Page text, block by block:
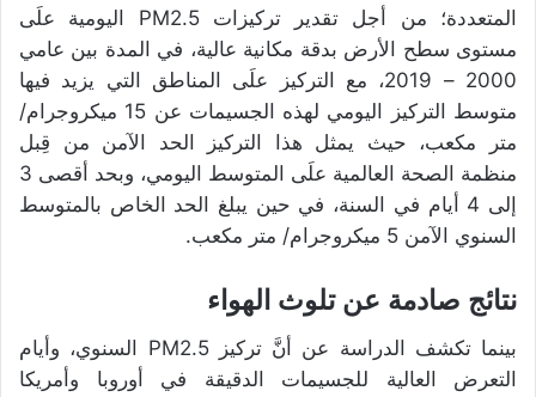
المتعددة؛ من أجل تقدير تركيزات PM2.5 اليومية علَى
مستوى سطح الأرض بدقة مكانية عالية، في المدة بين عامي
2000 – 2019، مع التركيز علَى المناطق التي يزيد فيها
متوسط التركيز اليومي لهذه الجسيمات عن 15 ميكروجرام/
متر مكعب، حيث يمثل هذا التركيز الحد الآمن من قِبل
منظمة الصحة العالمية علَى المتوسط اليومي، وبحد أقصى 3
إلى 4 أيام في السنة، في حين يبلغ الحد الخاص بالمتوسط
السنوي الآمن 5 ميكروجرام/ متر مكعب.
نتائج صادمة عن تلوث الهواء
بينما تكشف الدراسة عن أنَّ تركيز PM2.5 السنوي، وأيام
التعرض العالية للجسيمات الدقيقة في أوروبا وأمريكا